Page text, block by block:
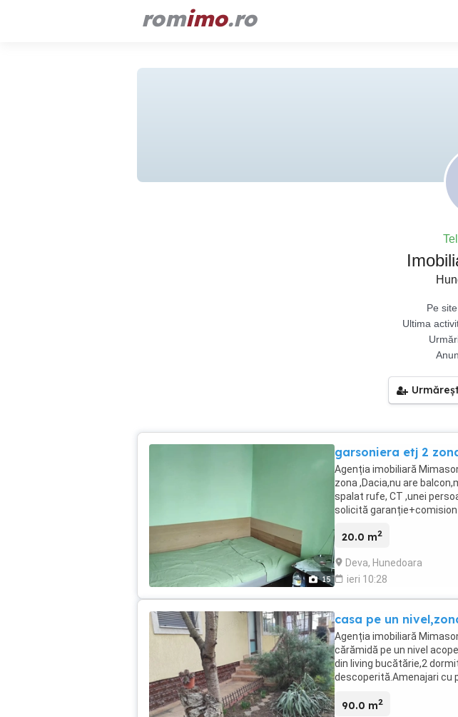
romimo.ro
Pe
Ultima
15
garsoniera etj 2
Agenția imobiliară
zona ,Dacia,nu are
spalat rufe, CT ,unei
solicită garanție+comision
20.0 m2
Deva, Hunedoara
ieri 10:28
casa pe un
Agenția imobiliară
cărămidă pe un nivel
din living bucătărie,2
descoperită.Amenajari cu
la sol aproximativ 100 mp
90.0 m2